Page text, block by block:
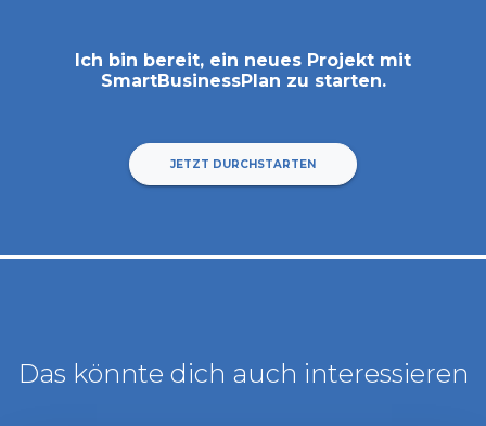
Ich bin bereit, ein neues Projekt mit
SmartBusinessPlan zu starten.
JETZT DURCHSTARTEN
Das könnte dich auch interessieren